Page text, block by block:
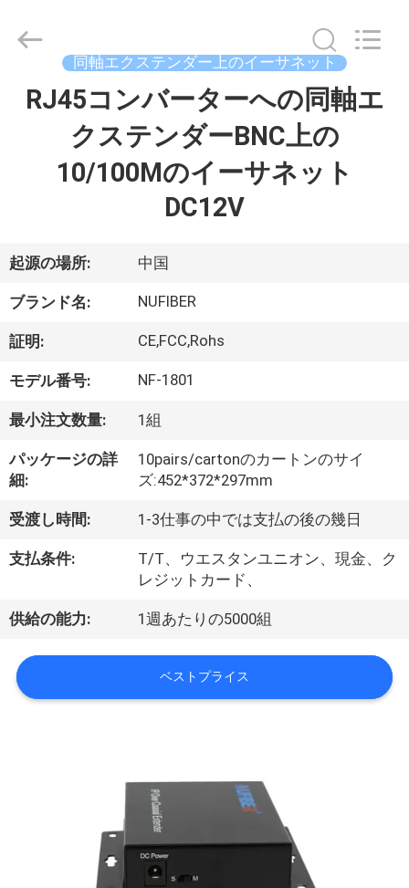
ク
ト
私
達
に
つ
い
て
工
場
旅
2021
Fivision
Technology
同軸エクステンダー上のイーサネット
RJ45コンバーターへの同軸エ
クステンダーBNC上の
10/100Mのイーサネット
DC12V
起源の場所: 中国
ブランド名: NUFIBER
証明: CE,FCC,Rohs
モデル番号: NF-1801
最小注文数量: 1組
パッケージの詳
細:
10pairs/cartonのカートンのサイ
ズ:452*372*297mm
受渡し時間: 1-3仕事の中では支払の後の幾日
支払条件:
T/T、ウエスタンユニオン、現金、ク
レジットカード、
供給の能力: 1週あたりの5000組
ベストプライス